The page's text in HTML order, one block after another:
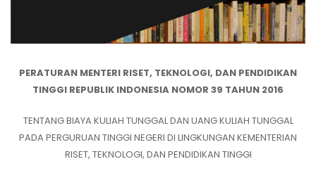
PERATURAN MENTERI RISET, TEKNOLOGI, DAN PENDIDIKAN
TINGGI REPUBLIK INDONESIA NOMOR 39 TAHUN 2016
TENTANG BIAYA KULIAH TUNGGAL DAN UANG KULIAH TUNGGAL
PADA PERGURUAN TINGGI NEGERI DI LINGKUNGAN KEMENTERIAN
RISET, TEKNOLOGI, DAN PENDIDIKAN TINGGI